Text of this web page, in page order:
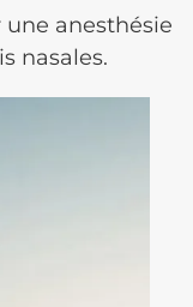
anes­thé­sie
nasales.